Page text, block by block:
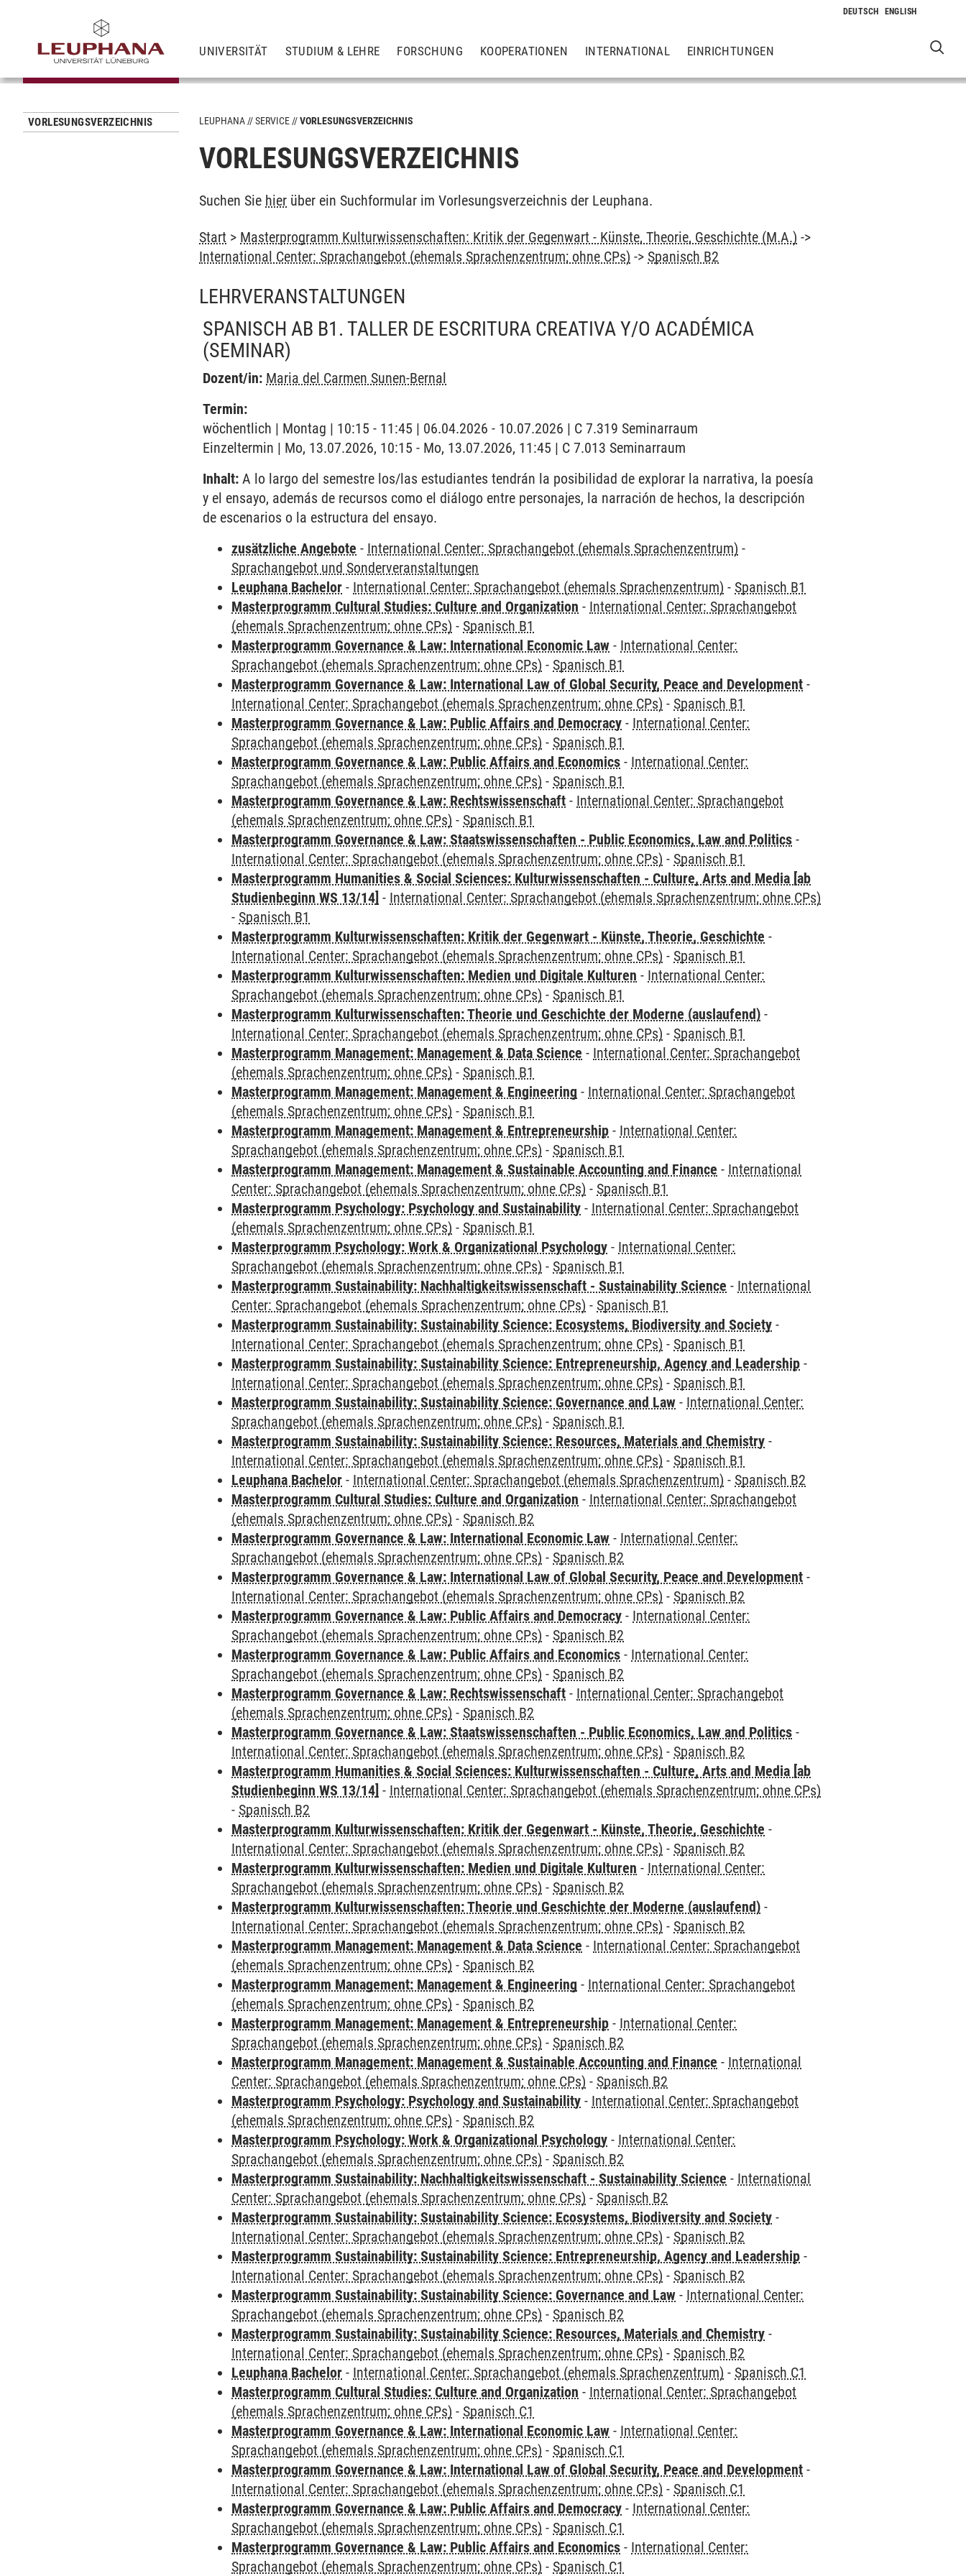
UNIVERSITÄT STUDIUM & LEHRE FORSCHUNG KOOPERATIONEN INTERNATIONAL EINRICHTUNGEN
VORLESUNGSVERZEICHNIS LEUPHANA SERVICE VORLESUNGSVERZEICHNIS
VORLESUNGSVERZEICHNIS
Suchen Sie hier über ein Suchformular im Vorlesungsverzeichnis der Leuphana.
Start > Masterprogramm Kulturwissenschaften: Kritik der Gegenwart - Künste, Theorie, Geschichte (M.A.) ->
International Center: Sprachangebot (ehemals Sprachenzentrum; ohne CPs) -> Spanisch B2
LEHRVERANSTALTUNGEN
SPANISCH AB B1. TALLER DE ESCRITURA CREATIVA Y/O ACADÉMICA
(SEMINAR)
Dozent/in: Maria del Carmen Sunen-Bernal
Termin:
wöchentlich | Montag | 10:15 - 11:45 | 06.04.2026 - 10.07.2026 | C 7.319 Seminarraum
Einzeltermin | Mo, 13.07.2026, 10:15 - Mo, 13.07.2026, 11:45 | C 7.013 Seminarraum
Inhalt: A lo largo del semestre los/las estudiantes tendrán la posibilidad de explorar la narrativa, la poesía
y el ensayo, además de recursos como el diálogo entre personajes, la narración de hechos, la descripción
de escenarios o la estructura del ensayo.
zusätzliche Angebote - International Center: Sprachangebot (ehemals Sprachenzentrum) -
Sprachangebot und Sonderveranstaltungen
Leuphana Bachelor - International Center: Sprachangebot (ehemals Sprachenzentrum) - Spanisch B1
Masterprogramm Cultural Studies: Culture and Organization - International Center: Sprachangebot
(ehemals Sprachenzentrum; ohne CPs) - Spanisch B1
Masterprogramm Governance & Law: International Economic Law - International Center:
Sprachangebot (ehemals Sprachenzentrum; ohne CPs) - Spanisch B1
Masterprogramm Governance & Law: International Law of Global Security, Peace and Development -
International Center: Sprachangebot (ehemals Sprachenzentrum; ohne CPs) - Spanisch B1
Masterprogramm Governance & Law: Public Affairs and Democracy - International Center:
Sprachangebot (ehemals Sprachenzentrum; ohne CPs) - Spanisch B1
Masterprogramm Governance & Law: Public Affairs and Economics - International Center:
Sprachangebot (ehemals Sprachenzentrum; ohne CPs) - Spanisch B1
Masterprogramm Governance & Law: Rechtswissenschaft - International Center: Sprachangebot
(ehemals Sprachenzentrum; ohne CPs) - Spanisch B1
Masterprogramm Governance & Law: Staatswissenschaften - Public Economics, Law and Politics -
International Center: Sprachangebot (ehemals Sprachenzentrum; ohne CPs) - Spanisch B1
Masterprogramm Humanities & Social Sciences: Kulturwissenschaften - Culture, Arts and Media [ab
Studienbeginn WS 13/14] - International Center: Sprachangebot (ehemals Sprachenzentrum; ohne CPs)
- Spanisch B1
Masterprogramm Kulturwissenschaften: Kritik der Gegenwart - Künste, Theorie, Geschichte -
International Center: Sprachangebot (ehemals Sprachenzentrum; ohne CPs) - Spanisch B1
Masterprogramm Kulturwissenschaften: Medien und Digitale Kulturen - International Center:
Sprachangebot (ehemals Sprachenzentrum; ohne CPs) - Spanisch B1
Masterprogramm Kulturwissenschaften: Theorie und Geschichte der Moderne (auslaufend) -
International Center: Sprachangebot (ehemals Sprachenzentrum; ohne CPs) - Spanisch B1
Masterprogramm Management: Management & Data Science - International Center: Sprachangebot
(ehemals Sprachenzentrum; ohne CPs) - Spanisch B1
Masterprogramm Management: Management & Engineering - International Center: Sprachangebot
(ehemals Sprachenzentrum; ohne CPs) - Spanisch B1
Masterprogramm Management: Management & Entrepreneurship - International Center:
Sprachangebot (ehemals Sprachenzentrum; ohne CPs) - Spanisch B1
Masterprogramm Management: Management & Sustainable Accounting and Finance - International
Center: Sprachangebot (ehemals Sprachenzentrum; ohne CPs) - Spanisch B1
Masterprogramm Psychology: Psychology and Sustainability - International Center: Sprachangebot
(ehemals Sprachenzentrum; ohne CPs) - Spanisch B1
Masterprogramm Psychology: Work & Organizational Psychology - International Center:
Sprachangebot (ehemals Sprachenzentrum; ohne CPs) - Spanisch B1
Masterprogramm Sustainability: Nachhaltigkeitswissenschaft - Sustainability Science - International
Center: Sprachangebot (ehemals Sprachenzentrum; ohne CPs) - Spanisch B1
Masterprogramm Sustainability: Sustainability Science: Ecosystems, Biodiversity and Society -
International Center: Sprachangebot (ehemals Sprachenzentrum; ohne CPs) - Spanisch B1
Masterprogramm Sustainability: Sustainability Science: Entrepreneurship, Agency and Leadership -
International Center: Sprachangebot (ehemals Sprachenzentrum; ohne CPs) - Spanisch B1
Masterprogramm Sustainability: Sustainability Science: Governance and Law - International Center:
Sprachangebot (ehemals Sprachenzentrum; ohne CPs) - Spanisch B1
Masterprogramm Sustainability: Sustainability Science: Resources, Materials and Chemistry -
International Center: Sprachangebot (ehemals Sprachenzentrum; ohne CPs) - Spanisch B1
Leuphana Bachelor - International Center: Sprachangebot (ehemals Sprachenzentrum) - Spanisch B2
Masterprogramm Cultural Studies: Culture and Organization - International Center: Sprachangebot
(ehemals Sprachenzentrum; ohne CPs) - Spanisch B2
Masterprogramm Governance & Law: International Economic Law - International Center:
Sprachangebot (ehemals Sprachenzentrum; ohne CPs) - Spanisch B2
Masterprogramm Governance & Law: International Law of Global Security, Peace and Development -
International Center: Sprachangebot (ehemals Sprachenzentrum; ohne CPs) - Spanisch B2
Masterprogramm Governance & Law: Public Affairs and Democracy - International Center:
Sprachangebot (ehemals Sprachenzentrum; ohne CPs) - Spanisch B2
Masterprogramm Governance & Law: Public Affairs and Economics - International Center:
Sprachangebot (ehemals Sprachenzentrum; ohne CPs) - Spanisch B2
Masterprogramm Governance & Law: Rechtswissenschaft - International Center: Sprachangebot
(ehemals Sprachenzentrum; ohne CPs) - Spanisch B2
Masterprogramm Governance & Law: Staatswissenschaften - Public Economics, Law and Politics -
International Center: Sprachangebot (ehemals Sprachenzentrum; ohne CPs) - Spanisch B2
Masterprogramm Humanities & Social Sciences: Kulturwissenschaften - Culture, Arts and Media [ab
Studienbeginn WS 13/14] - International Center: Sprachangebot (ehemals Sprachenzentrum; ohne CPs)
- Spanisch B2
Masterprogramm Kulturwissenschaften: Kritik der Gegenwart - Künste, Theorie, Geschichte -
International Center: Sprachangebot (ehemals Sprachenzentrum; ohne CPs) - Spanisch B2
Masterprogramm Kulturwissenschaften: Medien und Digitale Kulturen - International Center:
Sprachangebot (ehemals Sprachenzentrum; ohne CPs) - Spanisch B2
Masterprogramm Kulturwissenschaften: Theorie und Geschichte der Moderne (auslaufend) -
International Center: Sprachangebot (ehemals Sprachenzentrum; ohne CPs) - Spanisch B2
Masterprogramm Management: Management & Data Science - International Center: Sprachangebot
(ehemals Sprachenzentrum; ohne CPs) - Spanisch B2
Masterprogramm Management: Management & Engineering - International Center: Sprachangebot
(ehemals Sprachenzentrum; ohne CPs) - Spanisch B2
Masterprogramm Management: Management & Entrepreneurship - International Center:
Sprachangebot (ehemals Sprachenzentrum; ohne CPs) - Spanisch B2
Masterprogramm Management: Management & Sustainable Accounting and Finance - International
Center: Sprachangebot (ehemals Sprachenzentrum; ohne CPs) - Spanisch B2
Masterprogramm Psychology: Psychology and Sustainability - International Center: Sprachangebot
(ehemals Sprachenzentrum; ohne CPs) - Spanisch B2
Masterprogramm Psychology: Work & Organizational Psychology - International Center:
Sprachangebot (ehemals Sprachenzentrum; ohne CPs) - Spanisch B2
Masterprogramm Sustainability: Nachhaltigkeitswissenschaft - Sustainability Science - International
Center: Sprachangebot (ehemals Sprachenzentrum; ohne CPs) - Spanisch B2
Masterprogramm Sustainability: Sustainability Science: Ecosystems, Biodiversity and Society -
International Center: Sprachangebot (ehemals Sprachenzentrum; ohne CPs) - Spanisch B2
Masterprogramm Sustainability: Sustainability Science: Entrepreneurship, Agency and Leadership -
International Center: Sprachangebot (ehemals Sprachenzentrum; ohne CPs) - Spanisch B2
Masterprogramm Sustainability: Sustainability Science: Governance and Law - International Center:
Sprachangebot (ehemals Sprachenzentrum; ohne CPs) - Spanisch B2
Masterprogramm Sustainability: Sustainability Science: Resources, Materials and Chemistry -
International Center: Sprachangebot (ehemals Sprachenzentrum; ohne CPs) - Spanisch B2
Leuphana Bachelor - International Center: Sprachangebot (ehemals Sprachenzentrum) - Spanisch C1
Masterprogramm Cultural Studies: Culture and Organization - International Center: Sprachangebot
(ehemals Sprachenzentrum; ohne CPs) - Spanisch C1
Masterprogramm Governance & Law: International Economic Law - International Center:
Sprachangebot (ehemals Sprachenzentrum; ohne CPs) - Spanisch C1
Masterprogramm Governance & Law: International Law of Global Security, Peace and Development -
International Center: Sprachangebot (ehemals Sprachenzentrum; ohne CPs) - Spanisch C1
Masterprogramm Governance & Law: Public Affairs and Democracy - International Center:
Sprachangebot (ehemals Sprachenzentrum; ohne CPs) - Spanisch C1
Masterprogramm Governance & Law: Public Affairs and Economics - International Center:
Sprachangebot (ehemals Sprachenzentrum; ohne CPs) - Spanisch C1